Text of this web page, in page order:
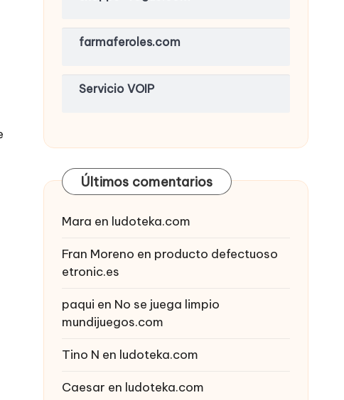
farmaferoles.com
Servicio VOIP
Últimos comentarios
Mara en ludoteka.com
Fran Moreno en producto defectuoso
etronic.es
paqui en No se juega limpio
mundijuegos.com
Tino N en ludoteka.com
Caesar en ludoteka.com